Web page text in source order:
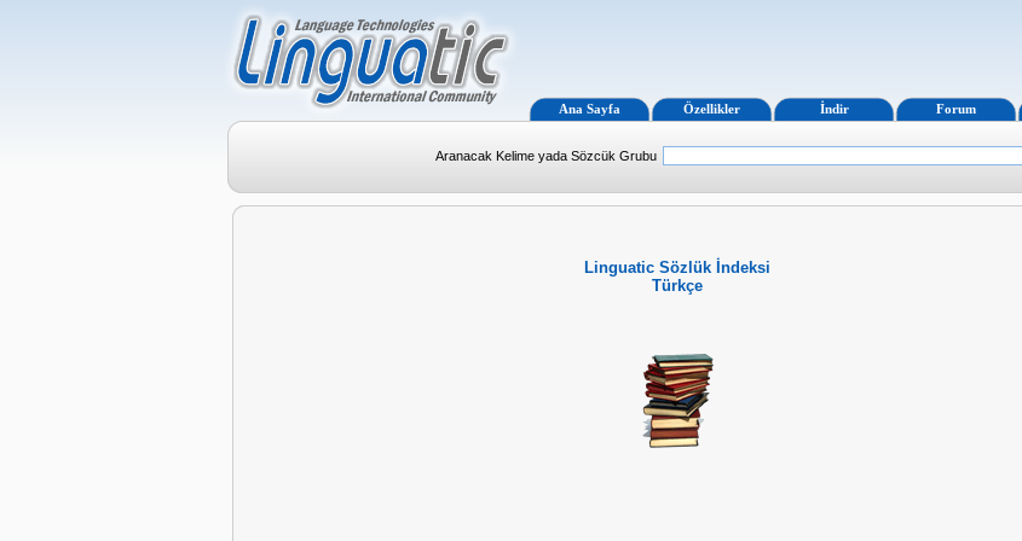
Ana Sayfa Özellikler İndir Forum
Aranacak Kelime yada Sözcük Grubu
Linguatic Sözlük İndeksi
Türkçe